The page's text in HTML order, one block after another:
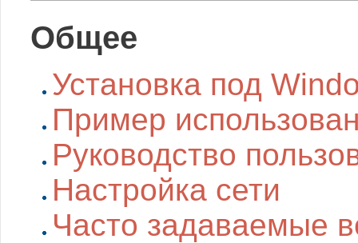
Общее
Установка под
Пример
Руководство
Настройка сети
Часто задаваемые